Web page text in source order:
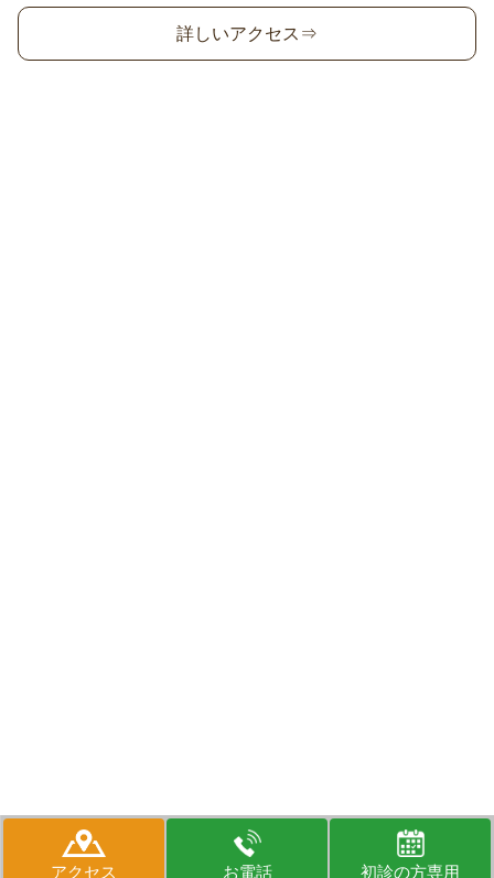
詳しいアクセス⇒
©高円寺PAL歯科医院 高円寺の歯医者なら、駅徒歩2分、歯科用CT・
マイクロスコープ完備。短期集中でむし歯・歯周病にも対応。セラミッ
アクセス お電話 初診の方専用